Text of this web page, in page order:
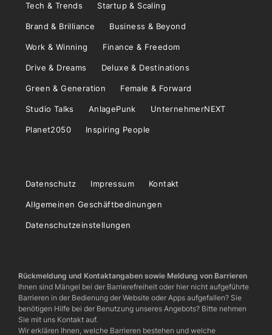
Tech & Trends Startup & Scaling
Brand & Brilliance Business & Beyond
Work & Winning Finance & Freedom
Drive & Dreams Deluxe & Destinations
Green & Generation Female & Forward
Studio Talks AnlagePunk UnternehmerNEXT
Planet2050 Inspiring People
Datenschutz Impressum Kontakt
Allgemeinen Geschäftbedinungen
Datenschutzeinstellungen
Rückmeldung und Kontaktangaben sowie Meldung von Barrieren
Ihnen sind Mängel bei der Barrierefreiheit oder hier nicht aufgeführte
Barrieren in der Bedienung der Website oder Apps aufgefallen? Sie
benötigen Hilfe bei der Benutzung unseres Angebots? Bitte nehmen
Sie mit uns Kontakt auf.
Wir erklären Ihnen, welche Barrieren bestehen und welche